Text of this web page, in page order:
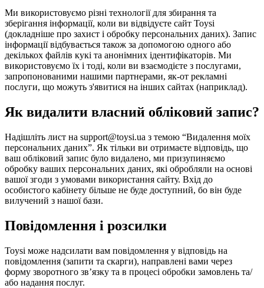
Ми використовуємо різні технології для збирання та
зберігання інформації, коли ви відвідуєте сайт Toysi
(докладніше про захист і обробку персональних даних). Запис
інформації відбувається також за допомогою одного або
декількох файлів кукі та анонімних ідентифікаторів. Ми
використовуємо їх і тоді, коли ви взаємодієте з послугами,
запропонованими нашими партнерами, як-от рекламні
послуги, що можуть з'явитися на інших сайтах (наприклад).
Як видалити власний обліковий запис?
Надішліть лист на support@toysi.ua з темою “Видалення моїх
персональних даних”. Як тільки ви отримаєте відповідь, що
ваш обліковий запис було видалено, ми призупиняємо
обробку ваших персональних даних, які обробляли на основі
вашої згоди з умовами використання сайту. Вхід до
особистого кабінету більше не буде доступний, бо він буде
вилучений з нашої бази.
Повідомлення і розсилки
Toysi може надсилати вам повідомлення у відповідь на
повідомлення (запити та скарги), направлені вами через
форму зворотного зв’язку та в процесі обробки замовлень та/
або надання послуг.